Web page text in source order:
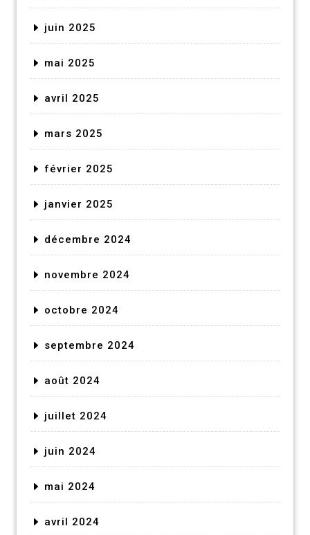
juin 2025
mai 2025
avril 2025
mars 2025
février 2025
janvier 2025
décembre 2024
novembre 2024
octobre 2024
septembre 2024
août 2024
juillet 2024
juin 2024
mai 2024
avril 2024